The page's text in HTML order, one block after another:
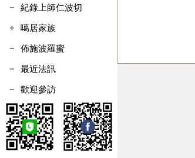
紀錄上師仁波切
噶居家族
噶瑪寺執事會
噶瑪寺金剛護法會
台灣噶瑪噶居協進會
噶瑪寺弘法委員會
噶瑪寺台北祖菩道場
噶瑪寺台南瑪爾巴道
佈施波羅蜜
最近法訊
歡迎參訪